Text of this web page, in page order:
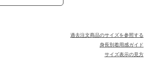
過去注文商品のサイズを参照する
身長別着用感ガイド
サイズ表示の見方